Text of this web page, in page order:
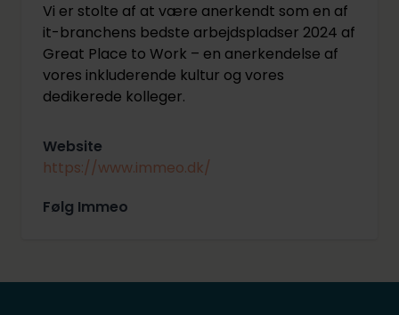
Vi er stolte af at være anerkendt som en af
it-branchens bedste arbejdspladser 2024 af
Great Place to Work – en anerkendelse af
vores inkluderende kultur og vores
dedikerede kolleger.
Website
https://www.immeo.dk/
Følg Immeo